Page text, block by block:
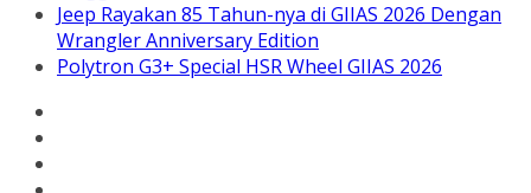
Jeep Rayakan 85 Tahun-nya di GIIAS 2026 Dengan
Wrangler Anniversary Edition
Polytron G3+ Special HSR Wheel GIIAS 2026